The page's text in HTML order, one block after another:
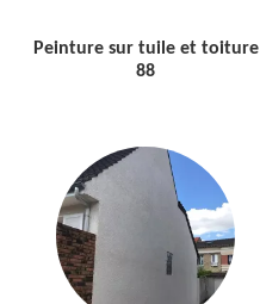
Peinture sur tuile et toiture
88